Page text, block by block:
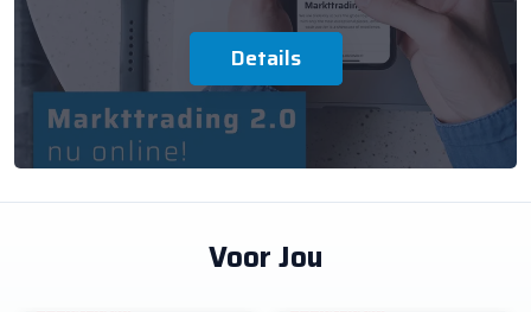
Details
Voor Jou